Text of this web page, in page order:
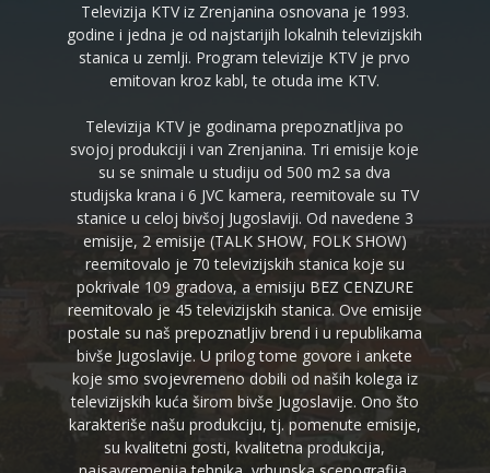
Televizija KTV iz Zrenjanina osnovana je 1993.
godine i jedna je od najstarijih lokalnih televizijskih
stanica u zemlji. Program televizije KTV je prvo
emitovan kroz kabl, te otuda ime KTV.
Televizija KTV je godinama prepoznatljiva po
svojoj produkciji i van Zrenjanina. Tri emisije koje
su se snimale u studiju od 500 m2 sa dva
studijska krana i 6 JVC kamera, reemitovale su TV
stanice u celoj bivšoj Jugoslaviji. Od navedene 3
emisije, 2 emisije (TALK SHOW, FOLK SHOW)
reemitovalo je 70 televizijskih stanica koje su
pokrivale 109 gradova, a emisiju BEZ CENZURE
reemitovalo je 45 televizijskih stanica. Ove emisije
postale su naš prepoznatljiv brend i u republikama
bivše Jugoslavije. U prilog tome govore i ankete
koje smo svojevremeno dobili od naših kolega iz
televizijskih kuća širom bivše Jugoslavije. Ono što
karakteriše našu produkciju, tj. pomenute emisije,
su kvalitetni gosti, kvalitetna produkcija,